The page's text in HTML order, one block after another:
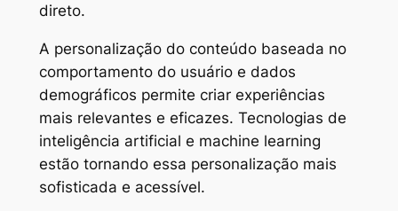
direto.
A personalização do conteúdo baseada no
comportamento do usuário e dados
demográficos permite criar experiências
mais relevantes e eficazes. Tecnologias de
inteligência artificial e machine learning
estão tornando essa personalização mais
sofisticada e acessível.